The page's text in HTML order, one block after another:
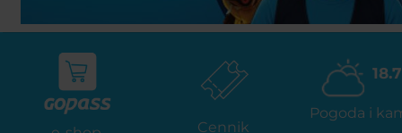
Cennik
18.7
Pogoda i